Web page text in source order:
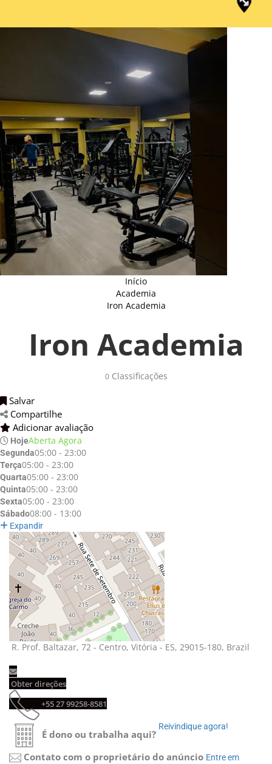
Início
Academia
Iron Academia
Iron Academia
0Classificações
Salvar
Compartilhe
Adicionar avaliação
HojeAberta Agora
Segunda05:00 - 23:00
Terça05:00 - 23:00
Quarta05:00 - 23:00
Quinta05:00 - 23:00
Sexta05:00 - 23:00
Sábado08:00 - 13:00
Expandir
R. Prof. Baltazar, 72 - Centro, Vitória - ES, 29015-180, Brazil
Obter direções
+55 27 99258-8581
É dono ou trabalha aqui?
Reivindique agora!
Contato com o proprietário do anúncio Entre em